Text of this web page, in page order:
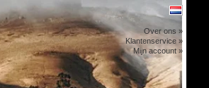
Over ons »
Klantenservice »
Mijn account »